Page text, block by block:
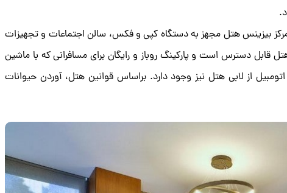
مرکز بیزینس هتل مجهز به دستگاه کپی و فکس، سالن اجتماعات و تجهیزات
قابل دسترس است و پارکینگ روباز و رایگان برای مسافرانی که با ماشین
از لابی هتل نیز وجود دارد. براساس قوانین هتل، آوردن حیوانات